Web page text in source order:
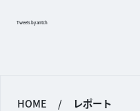
Tweets by antch
HOME / レポート